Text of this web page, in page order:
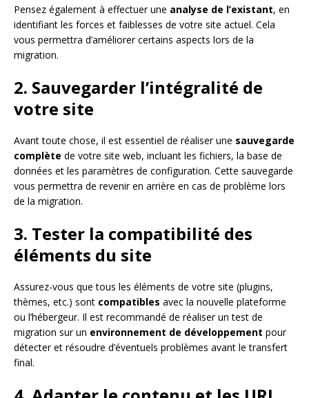
Pensez également à effectuer une analyse de l’existant, en
identifiant les forces et faiblesses de votre site actuel. Cela
vous permettra d’améliorer certains aspects lors de la
migration.
2. Sauvegarder l’intégralité de
votre site
Avant toute chose, il est essentiel de réaliser une sauvegarde
complète de votre site web, incluant les fichiers, la base de
données et les paramètres de configuration. Cette sauvegarde
vous permettra de revenir en arrière en cas de problème lors
de la migration.
3. Tester la compatibilité des
éléments du site
Assurez-vous que tous les éléments de votre site (plugins,
thèmes, etc.) sont compatibles avec la nouvelle plateforme
ou l’hébergeur. Il est recommandé de réaliser un test de
migration sur un environnement de développement pour
détecter et résoudre d’éventuels problèmes avant le transfert
final.